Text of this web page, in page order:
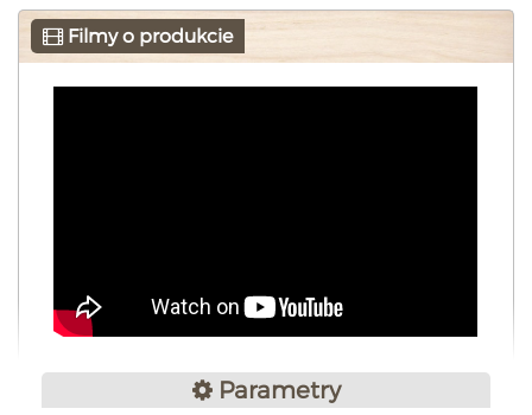
Filmy o produkcie
Parametry